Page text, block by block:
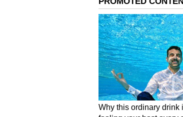
FIFA :
எம்பாப்பே
மழை
யார்?